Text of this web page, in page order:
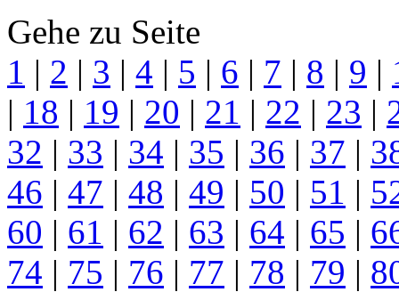
Gehe zu Seite
1 | 2 | 3 | 4 | 5 | 6 | 7 | 8 | 9 |
| 18 | 19 | 20 | 21 | 22 | 23 |
32 | 33 | 34 | 35 | 36 | 37 |
46 | 47 | 48 | 49 | 50 | 51 |
60 | 61 | 62 | 63 | 64 | 65 |
74 | 75 | 76 | 77 | 78 | 79 |